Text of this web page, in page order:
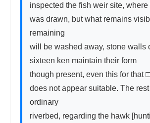
inspected the fish weir site,
was drawn, but what remains
remaining
will be washed away, stone walls
sixteen ken maintain their form
though present, even this for that
does not appear suitable. The
ordinary
riverbed, regarding the hawk